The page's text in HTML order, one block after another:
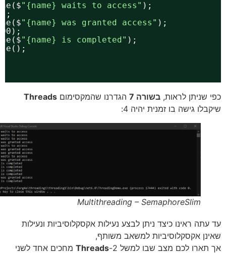
"{name} waits to access"
"{name} was granted access"
"{name} is completed"
שניתן לראות,בשורה 7 הגדרנו שהמקסימוםThreads
גישה בו זמנית יהיה 4:
Multithreading – SemaphoreSlim
ראינו כיצד ניתן לבצע נעילות אקסקלוסיביות ונעילות
אקסקלוסיביות למשאב משותף,
לכם מצב שבו למשל 2-
Threadsמחכים אחד לשני